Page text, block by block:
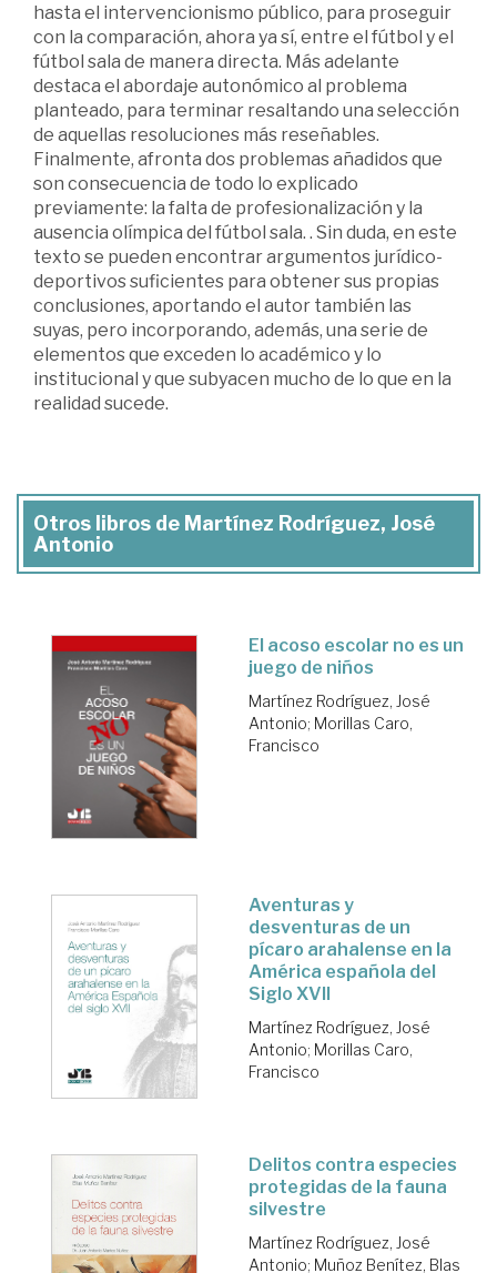
hasta el intervencionismo público, para proseguir
con la comparación, ahora ya sí, entre el fútbol y el
fútbol sala de manera directa. Más adelante
destaca el abordaje autonómico al problema
planteado, para terminar resaltando una selección
de aquellas resoluciones más reseñables.
Finalmente, afronta dos problemas añadidos que
son consecuencia de todo lo explicado
previamente: la falta de profesionalización y la
ausencia olímpica del fútbol sala. . Sin duda, en este
texto se pueden encontrar argumentos jurídico-
deportivos suficientes para obtener sus propias
conclusiones, aportando el autor también las
suyas, pero incorporando, además, una serie de
elementos que exceden lo académico y lo
institucional y que subyacen mucho de lo que en la
realidad sucede.
Otros libros de Martínez Rodríguez, José
Antonio
El acoso escolar no es un
juego de niños
Martínez Rodríguez, José
Antonio; Morillas Caro,
Francisco
Aventuras y
desventuras de un
pícaro arahalense en la
América española del
Siglo XVII
Martínez Rodríguez, José
Antonio; Morillas Caro,
Francisco
Delitos contra especies
protegidas de la fauna
silvestre
Martínez Rodríguez, José
Antonio; Muñoz Benítez, Blas